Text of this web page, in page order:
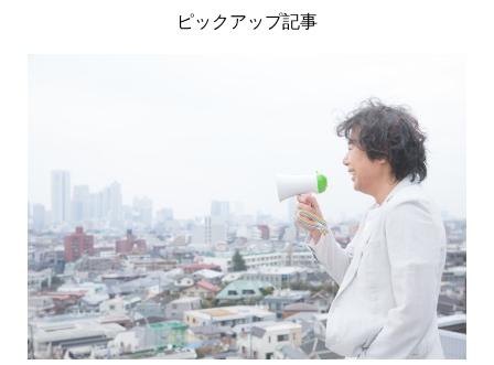
ピックアップ記事